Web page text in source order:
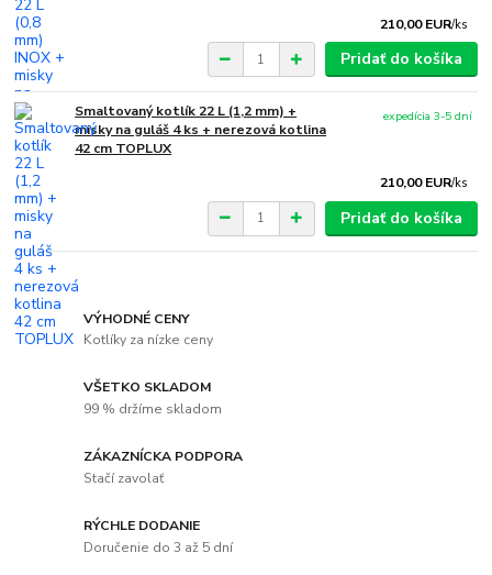
210,00 EUR/ks
Pridať do košíka
Smaltovaný kotlík 22 L (1,2 mm) +
misky na guláš 4 ks + nerezová kotlina
42 cm TOPLUX
210,00 EUR/ks
expedícia 3-5 dní
Pridať do košíka
VÝHODNÉ CENY
Kotlíky za nízke ceny
VŠETKO SKLADOM
99 % držíme skladom
ZÁKAZNÍCKA PODPORA
Stačí zavolať
RÝCHLE DODANIE
Doručenie do 3 až 5 dní